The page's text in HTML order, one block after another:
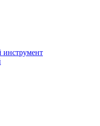
инструмент